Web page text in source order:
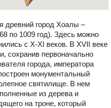
древний город Хоалы –
по 1009 год). Здесь можно
с X-XI веков. В XVII веке
сохранив первоначально
города, императора
монументальный
святилище. В нем
из дерева и
на троне, который